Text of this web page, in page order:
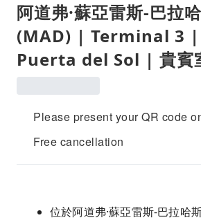
阿道弗·蘇亞雷斯-巴拉
(MAD) | Terminal 3 |
Puerta del Sol | 貴賓
Please present your QR code
Free cancellation
位於阿道弗·蘇亞雷斯-巴拉哈